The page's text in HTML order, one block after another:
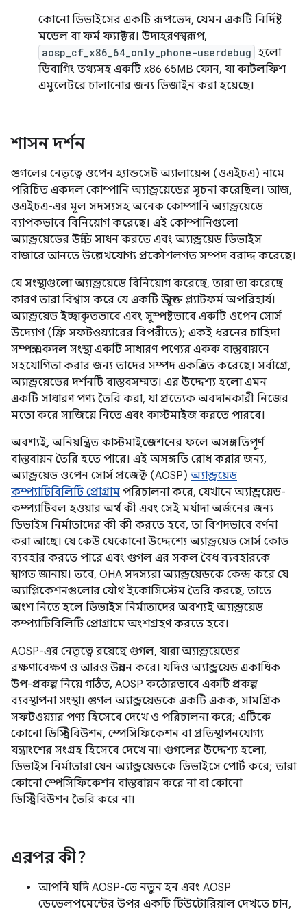
কোনো ডিভাইসের একটি রূপভেদ, যেমন একটি নির্দিষ্ট
মডেল বা ফর্ম ফ্যাক্টর। উদাহরণস্বরূপ,
aosp_cf_x86_64_only_phone-userdebug হলো
ডিবাগিং তথ্যসহ একটি x86 65MB ফোন, যা কাটলফিশ
এমুলেটরে চালানোর জন্য ডিজাইন করা হয়েছে।
শাসন ​​দর্শন
গুগলের নেতৃত্বে ওপেন হ্যান্ডসেট অ্যালায়েন্স (ওএইচএ) নামে
পরিচিত একদল কোম্পানি অ্যান্ড্রয়েডের সূচনা করেছিল। আজ,
ওএইচএ-এর মূল সদস্যসহ অনেক কোম্পানি অ্যান্ড্রয়েডে
ব্যাপকভাবে বিনিয়োগ করেছে। এই কোম্পানিগুলো
অ্যান্ড্রয়েডের উন্নতি সাধন করতে এবং অ্যান্ড্রয়েড ডিভাইস
বাজারে আনতে উল্লেখযোগ্য প্রকৌশলগত সম্পদ বরাদ্দ করেছে।
যে সংস্থাগুলো অ্যান্ড্রয়েডে বিনিয়োগ করেছে, তারা তা করেছে
কারণ তারা বিশ্বাস করে যে একটি উন্মুক্ত প্ল্যাটফর্ম অপরিহার্য।
অ্যান্ড্রয়েড ইচ্ছাকৃতভাবে এবং সুস্পষ্টভাবে একটি ওপেন সোর্স
উদ্যোগ (ফ্রি সফটওয়্যারের বিপরীতে); একই ধরনের চাহিদা
সম্পন্ন একদল সংস্থা একটি সাধারণ পণ্যের একক বাস্তবায়নে
সহযোগিতা করার জন্য তাদের সম্পদ একত্রিত করেছে। সর্বাগ্রে,
অ্যান্ড্রয়েডের দর্শনটি বাস্তবসম্মত। এর উদ্দেশ্য হলো এমন
একটি সাধারণ পণ্য তৈরি করা, যা প্রত্যেক অবদানকারী নিজের
মতো করে সাজিয়ে নিতে এবং কাস্টমাইজ করতে পারবে।
অবশ্যই, অনিয়ন্ত্রিত কাস্টমাইজেশনের ফলে অসঙ্গতিপূর্ণ
বাস্তবায়ন তৈরি হতে পারে। এই অসঙ্গতি রোধ করার জন্য,
অ্যান্ড্রয়েড ওপেন সোর্স প্রজেক্ট (AOSP) অ্যান্ড্রয়েড
কম্প্যাটিবিলিটি প্রোগ্রাম পরিচালনা করে, যেখানে অ্যান্ড্রয়েড-
কম্প্যাটিবল হওয়ার অর্থ কী এবং সেই মর্যাদা অর্জনের জন্য
ডিভাইস নির্মাতাদের কী কী করতে হবে, তা বিশদভাবে বর্ণনা
করা আছে। যে কেউ যেকোনো উদ্দেশ্যে অ্যান্ড্রয়েড সোর্স কোড
ব্যবহার করতে পারে এবং গুগল এর সকল বৈধ ব্যবহারকে
স্বাগত জানায়। তবে, OHA সদস্যরা অ্যান্ড্রয়েডকে কেন্দ্র করে যে
অ্যাপ্লিকেশনগুলোর যৌথ ইকোসিস্টেম তৈরি করছে, তাতে
অংশ নিতে হলে ডিভাইস নির্মাতাদের অবশ্যই অ্যান্ড্রয়েড
কম্প্যাটিবিলিটি প্রোগ্রামে অংশগ্রহণ করতে হবে।
AOSP-এর নেতৃত্বে রয়েছে গুগল, যারা অ্যান্ড্রয়েডের
রক্ষণাবেক্ষণ ও আরও উন্নয়ন করে। যদিও অ্যান্ড্রয়েড একাধিক
উপ-প্রকল্প নিয়ে গঠিত, AOSP কঠোরভাবে একটি প্রকল্প
ব্যবস্থাপনা সংস্থা। গুগল অ্যান্ড্রয়েডকে একটি একক, সামগ্রিক
সফটওয়্যার পণ্য হিসেবে দেখে ও পরিচালনা করে; এটিকে
কোনো ডিস্ট্রিবিউশন, স্পেসিফিকেশন বা প্রতিস্থাপনযোগ্য
যন্ত্রাংশের সংগ্রহ হিসেবে দেখে না। গুগলের উদ্দেশ্য হলো,
ডিভাইস নির্মাতারা যেন অ্যান্ড্রয়েডকে ডিভাইসে পোর্ট করে; তারা
কোনো স্পেসিফিকেশন বাস্তবায়ন করে না বা কোনো
ডিস্ট্রিবিউশন তৈরি করে না।
এরপর কী?
আপনি যদি AOSP-তে নতুন হন এবং AOSP
ডেভেলপমেন্টের উপর একটি টিউটোরিয়াল দেখতে চান,